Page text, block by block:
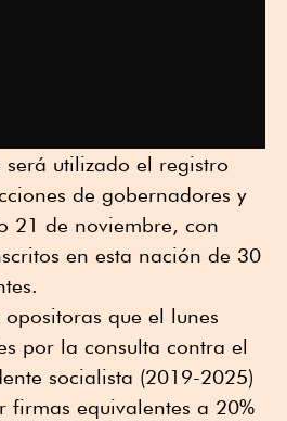
será utilizado el registro
de gobernadores y
21 de noviembre, con
en esta nación de 30
que el lunes
por la consulta contra el
socialista (2019-2025)
firmas equivalentes a 20%